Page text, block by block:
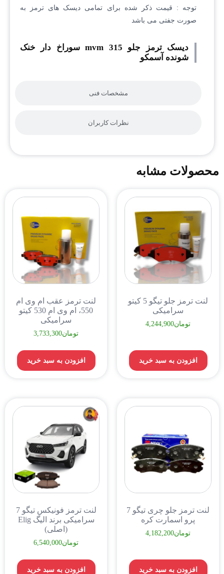
مشخصات فنی
نظرات کاربران
توجه : قیمت ذکر شده برای تمامی دیسک های ترمز به
صورت جفتی می باشد
دیسک ترمز جلو mvm 315 سوراخ دار خنک
شونده آسمکو
محصولات مشابه
لنت ترمز جلو تیگو 5 کیتو
سرامیکی
تومان4,244,900
افزودن به سبد خرید
لنت ترمز عقب ام وی ام
550، ام وی ام 530 کیتو
سرامیکی
تومان3,733,300
افزودن به سبد خرید
لنت ترمز جلو چری تیگو 7
پرو اسمارت کره
تومان4,182,200
افزودن به سبد خرید
لنت ترمز فونیکس تیگو 7
سرامیکی برند الیگ Elig
(اصلی)
تومان6,540,000
افزودن به سبد خرید